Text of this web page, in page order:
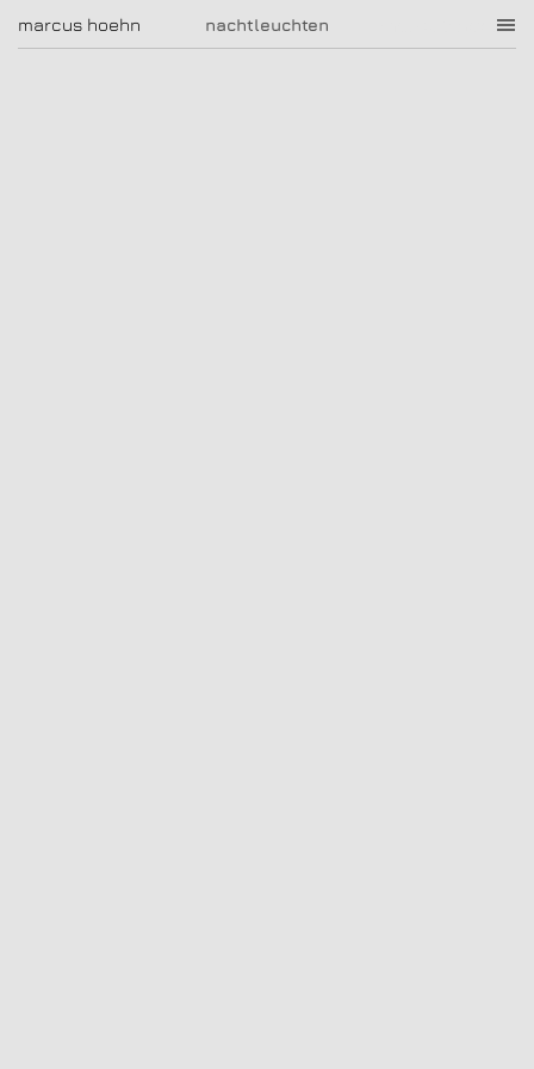
nachtleuchten
marcus hoehn marcus hoehn
|